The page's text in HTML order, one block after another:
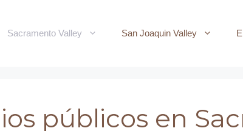
Sacramento Valley San Joaquin Valley
públicos en